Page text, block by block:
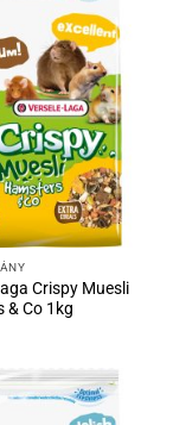
Crispy Muesli
& Co 1kg